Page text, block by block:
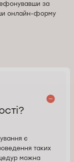
за
онлайн-форму
є
таких
можна